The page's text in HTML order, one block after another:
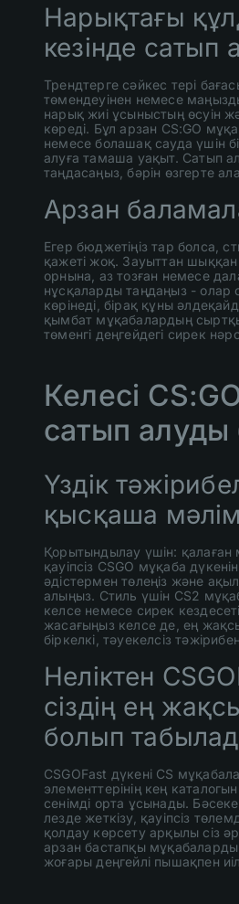
Нарықтағы
кезінде сатып
Трендтерге сәйкес тері
төмендеуінен немесе
нарық жиі ұсыныстың өсуін
көреді. Бұл арзан CS:GO
немесе болашақ сауда үшін
алуға тамаша уақыт. Сатып
таңдасаңыз, бәрін өзгерте
Арзан
Егер бюджетіңіз тар болса,
қажеті жоқ. Зауыттан
орнына, аз тозған немесе
нұсқаларды таңдаңыз - олар
көрінеді, бірақ құны
қымбат мұқабалардың сыртқы
төменгі деңгейдегі сирек
Келесі
сатып алуды
Үздік
қысқаша
Қорытындылау үшін: қалаған
қауіпсіз CSGO мұқаба
әдістермен төлеңіз және
алыңыз. Стиль үшін CS2
келсе немесе сирек
жасағыңыз келсе де, ең
біркелкі, тәуекелсіз
Неліктен
сіздің ең
болып
CSGOFast дүкені CS
элементтерінің кең
сенімді орта ұсынады.
лезде жеткізу, қауіпсіз
қолдау көрсету арқылы сіз
арзан бастапқы мұқабаларды
жоғары деңгейлі пышақпен